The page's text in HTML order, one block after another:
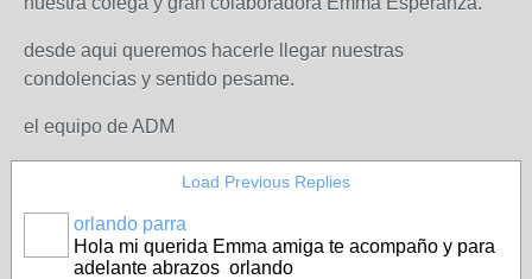
desde aqui queremos hacerle llegar nuestras
condolencias y sentido pesame.
el equipo de ADM
Load Previous Replies
orlando parra
Hola mi querida Emma amiga te acompaño y para
adelante abrazos orlando